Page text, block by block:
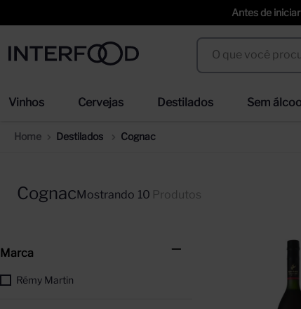
Antes de
O que você
Vinhos Cervejas Destilados Sem
Destilados Cognac
Cognac 10 Produtos
Marca
Rémy Martin
Termos mais buscados
1 espumante cinzano to spritz dry 750ml